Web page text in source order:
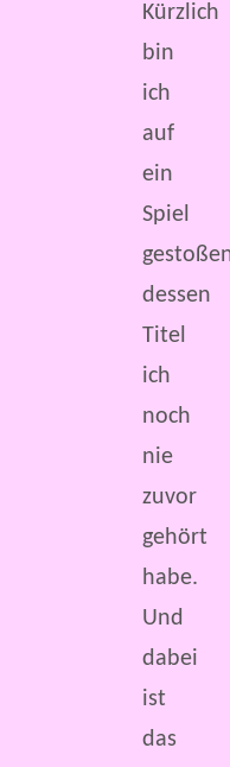
Kürzlich
bin
ich
auf
ein
Spiel
dessen
Titel
ich
noch
nie
zuvor
gehört
habe.
Und
dabei
ist
das